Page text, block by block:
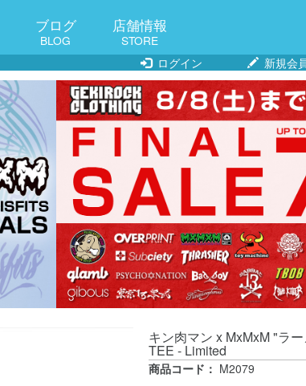
ブログ
BLOG
店舗情報
STORE
ログイン
新規会
キン肉マン x MxMxM "ラ
TEE - Limited
商品コード： M2079